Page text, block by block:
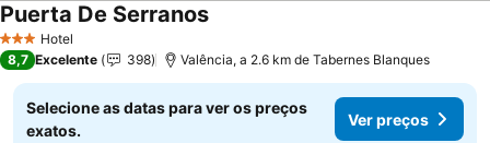
3 EstrelasHotel
Puerta De SerranosVer preços
8,7 Excelente 398 Valência, a 2.6 km de Tabernes Blanques
Selecione as datas para ver os preços
exatos.
Ver preços